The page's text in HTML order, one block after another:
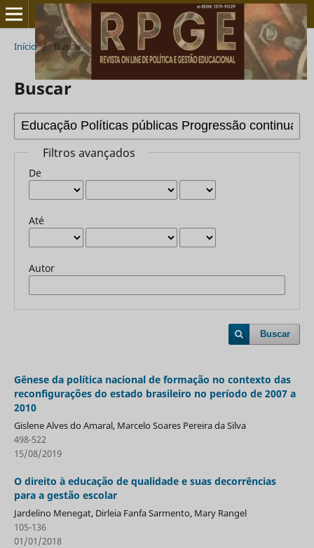
Início / Buscar
Buscar
Filtros avançados
De
Até
Autor
Buscar
Gênese da política nacional de formação no contexto das
reconfigurações do estado brasileiro no período de 2007 a
2010
Gislene Alves do Amaral, Marcelo Soares Pereira da Silva
498-522
15/08/2019
O direito à educação de qualidade e suas decorrências
para a gestão escolar
Jardelino Menegat, Dirleia Fanfa Sarmento, Mary Rangel
105-136
01/01/2018